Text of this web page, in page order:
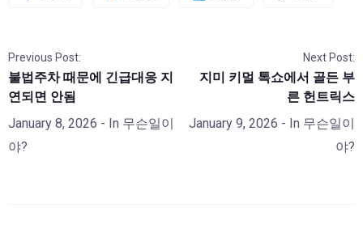
Previous Post:
불법주차 때문에 긴급대응 지
연되면 안됨
January 8, 2026 - In 무슨일이
야?
Next Post:
지미 키멀 톡쇼에서 골든 부
른 헌트릭스
January 9, 2026 - In 무슨일이
야?